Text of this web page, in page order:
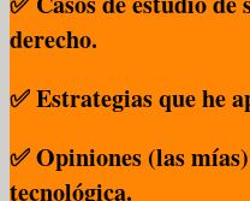
derecho.
✅ Estrategias que he
✅ Opiniones (las
tecnológica.